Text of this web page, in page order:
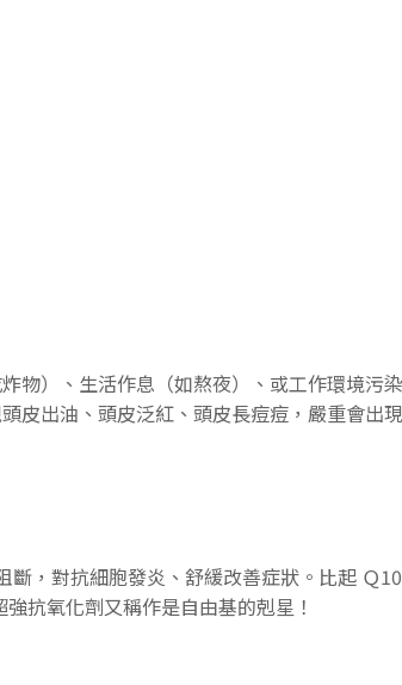
物）、生活作息（如熬夜）、或工作環境污染
皮出油、頭皮泛紅、頭皮長痘痘，嚴重會出現
，對抗細胞發炎、舒緩改善症狀。比起 Ｑ10
抗氧化劑又稱作是自由基的剋星！